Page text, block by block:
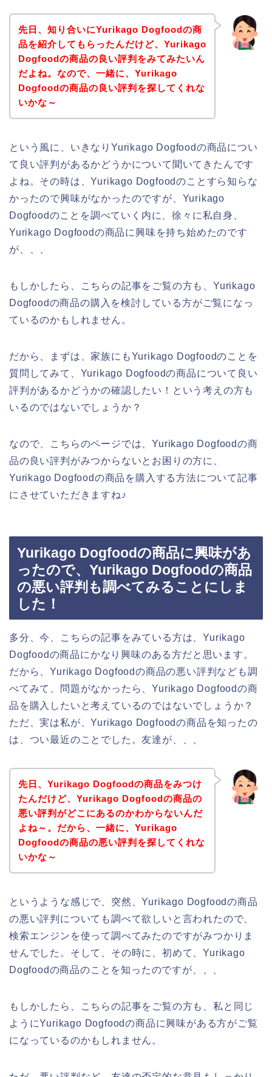
先日、知り合いにYurikago Dogfoodの商
品を紹介してもらったんだけど、Yurikago
Dogfoodの商品の良い評判をみてみたいん
だよね。なので、一緒に、Yurikago
Dogfoodの商品の良い評判を探してくれな
いかな～
という風に、いきなりYurikago Dogfoodの商品につい
て良い評判があるかどうかについて聞いてきたんです
よね。その時は、Yurikago Dogfoodのことすら知らな
かったので興味がなかったのですが、Yurikago
Dogfoodのことを調べていく内に、徐々に私自身、
Yurikago Dogfoodの商品に興味を持ち始めたのです
が、、、
もしかしたら、こちらの記事をご覧の方も、Yurikago
Dogfoodの商品の購入を検討している方がご覧になっ
ているのかもしれません。
だから、まずは、家族にもYurikago Dogfoodのことを
質問してみて、Yurikago Dogfoodの商品について良い
評判があるかどうかの確認したい！という考えの方も
いるのではないでしょうか？
なので、こちらのページでは、Yurikago Dogfoodの商
品の良い評判がみつからないとお困りの方に、
Yurikago Dogfoodの商品を購入する方法について記事
にさせていただきますね♪
Yurikago Dogfoodの商品に興味があ
ったので、Yurikago Dogfoodの商品
の悪い評判も調べてみることにしま
した！
多分、今、こちらの記事をみている方は、Yurikago
Dogfoodの商品にかなり興味のある方だと思います。
だから、Yurikago Dogfoodの商品の悪い評判なども調
べてみて、問題がなかったら、Yurikago Dogfoodの商
品を購入したいと考えているのではないでしょうか？
ただ、実は私が、Yurikago Dogfoodの商品を知ったの
は、つい最近のことでした。友達が、、、
先日、Yurikago Dogfoodの商品をみつけ
たんだけど、Yurikago Dogfoodの商品の
悪い評判がどこにあるのかわからないんだ
よね～。だから、一緒に、Yurikago
Dogfoodの商品の悪い評判を探してくれな
いかな～
というような感じで、突然、Yurikago Dogfoodの商品
の悪い評判についても調べて欲しいと言われたので、
検索エンジンを使って調べてみたのですがみつかりま
せんでした。そして、その時に、初めて、Yurikago
Dogfoodの商品のことを知ったのですが、、、
もしかしたら、こちらの記事をご覧の方も、私と同じ
ようにYurikago Dogfoodの商品に興味がある方がご覧
になっているのかもしれません。